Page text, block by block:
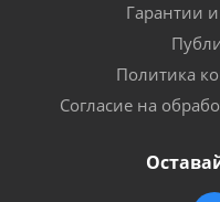
Гарантии
Политика
Согласие на